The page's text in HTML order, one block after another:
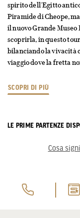
spirito dell’Egitto
Piramide di Cheope,
il nuovo Grande
scoprirla, in questo
bilanciando la vivacità
viaggio dove la fretta
SCOPRI DI PIÙ
LE PRIME PARTENZE
Cosa